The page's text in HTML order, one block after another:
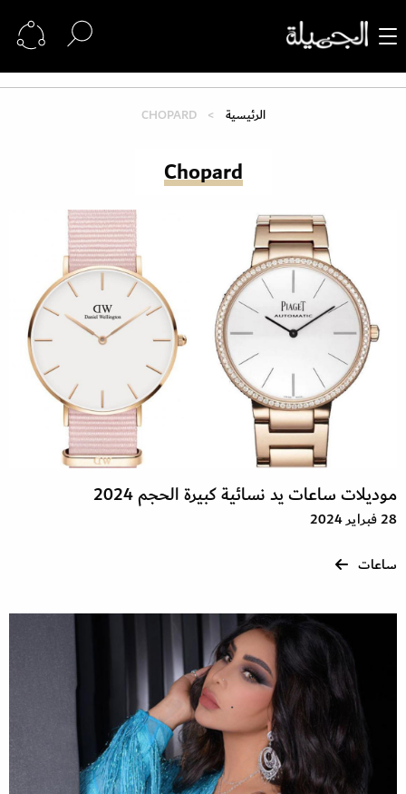
الرئيسية CHOPARD
Chopard
موديلات ساعات يد نسائية كبيرة الحجم 2024
28 فبراير 2024
ساعات